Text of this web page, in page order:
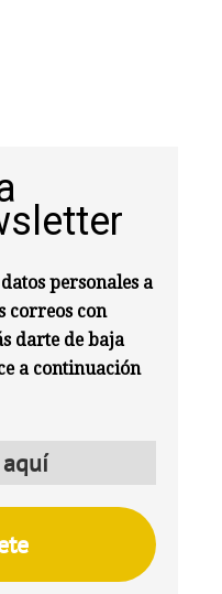
personales a
correos con
darte de baja
a continuación